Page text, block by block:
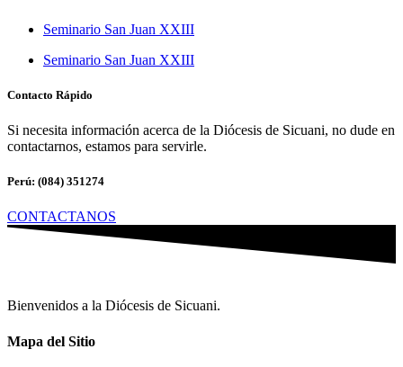
Seminario San Juan XXIII
Seminario San Juan XXIII
Contacto Rápido
Si necesita información acerca de la Diócesis de Sicuani, no dude en
contactarnos, estamos para servirle.
Perú: (084) 351274
CONTACTANOS
Bienvenidos a la Diócesis de Sicuani.
Mapa del Sitio